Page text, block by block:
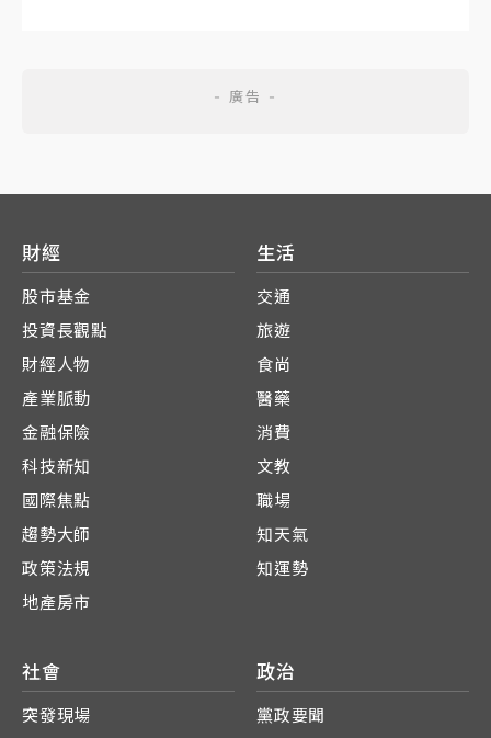
財經
股市基金
投資長觀點
財經人物
產業脈動
金融保險
科技新知
國際焦點
趨勢大師
政策法規
地產房市
生活
交通
旅遊
食尚
醫藥
消費
文教
職場
知天氣
知運勢
社會
突發現場
政治
黨政要聞